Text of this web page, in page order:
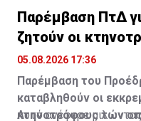
Παρέμβαση ΠτΔ
ζητούν οι
αδιαφορία»
05.08.2026 17:36
Παρέμβαση του
καταβληθούν οι
κτηνοτρόφους των
Αυτό ανέφερε